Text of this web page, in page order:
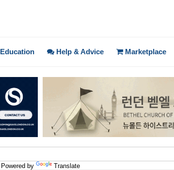
Education Help & Advice Marketplace
Powered by Translate